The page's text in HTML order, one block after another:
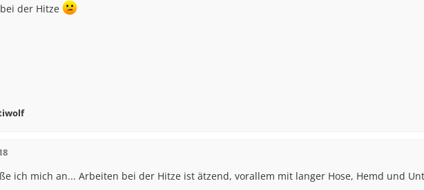
der Hitze
ich mich an... Arbeiten bei der Hitze ist ätzend, vorallem mit langer Hose, Hemd und